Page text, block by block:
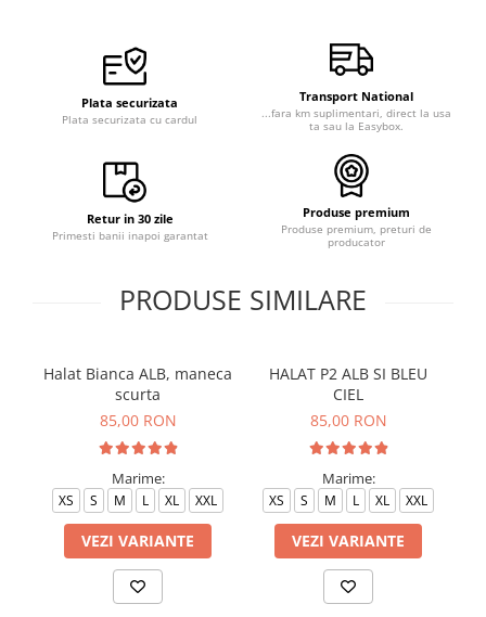
Plata securizata
Plata securizata cu cardul
Transport National
...fara km suplimentari, direct la usa
ta sau la Easybox.
Retur in 30 zile
Primesti banii inapoi garantat
Produse premium
Produse premium, preturi de
producator
PRODUSE SIMILARE
Halat Bianca ALB, maneca
scurta
85,00 RON
Marime:
XS S M L XL XXL
VEZI VARIANTE
HALAT P2 ALB SI BLEU
CIEL
85,00 RON
Marime:
XS S M L XL XXL
VEZI VARIANTE